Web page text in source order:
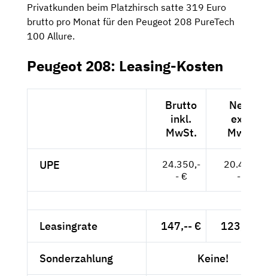
Privatkunden beim Platzhirsch satte 319 Euro
brutto pro Monat für den Peugeot 208 PureTech
100 Allure.
Peugeot 208: Leasing-Kosten
Brutto
inkl.
MwSt.
Netto
exkl.
MwSt.
UPE
24.350,-
- €
20.462,-
- €
Leasingrate 147,-- € 123,53 €
Sonderzahlung Keine!